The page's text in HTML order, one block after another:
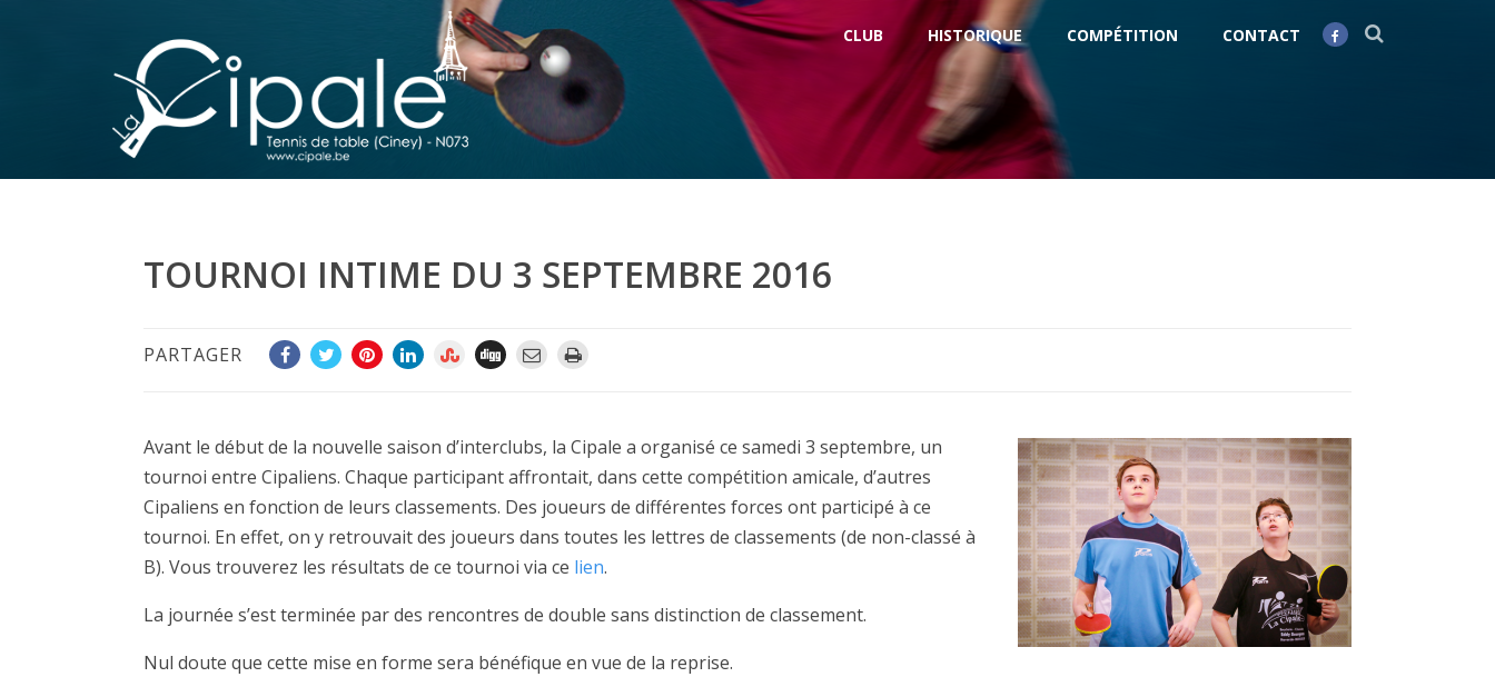
CLUB HISTORIQUE COMPÉTITION CONTACT
TOURNOI INTIME DU 3 SEPTEMBRE 2016
PARTAGER
Avant le début de la nouvelle saison d’interclubs, la Cipale a organisé ce samedi 3 septembre, un
tournoi entre Cipaliens. Chaque participant affrontait, dans cette compétition amicale, d’autres
Cipaliens en fonction de leurs classements. Des joueurs de différentes forces ont participé à ce
tournoi. En effet, on y retrouvait des joueurs dans toutes les lettres de classements (de non-classé à
B). Vous trouverez les résultats de ce tournoi via ce lien.
La journée s’est terminée par des rencontres de double sans distinction de classement.
Nul doute que cette mise en forme sera bénéfique en vue de la reprise.